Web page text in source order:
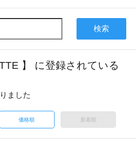
検索
】 に登録されている
ました
価格順 新着順